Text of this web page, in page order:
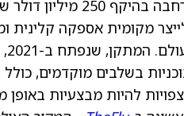
בשלבים מוקדמים, כולל
להיות מבצעיות באופן מלא